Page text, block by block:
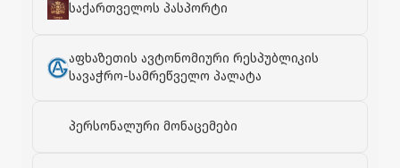
საქართველოს პასპორტი
აფხაზეთის ავტონომიური რესპუბლიკის
სავაჭრო-სამრეწველო პალატა
პერსონალური მონაცემები